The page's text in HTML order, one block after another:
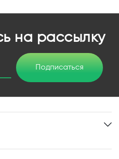
на рассылку
Подписаться